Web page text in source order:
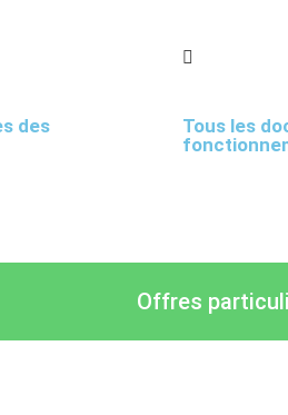
des
Tous les
Offres